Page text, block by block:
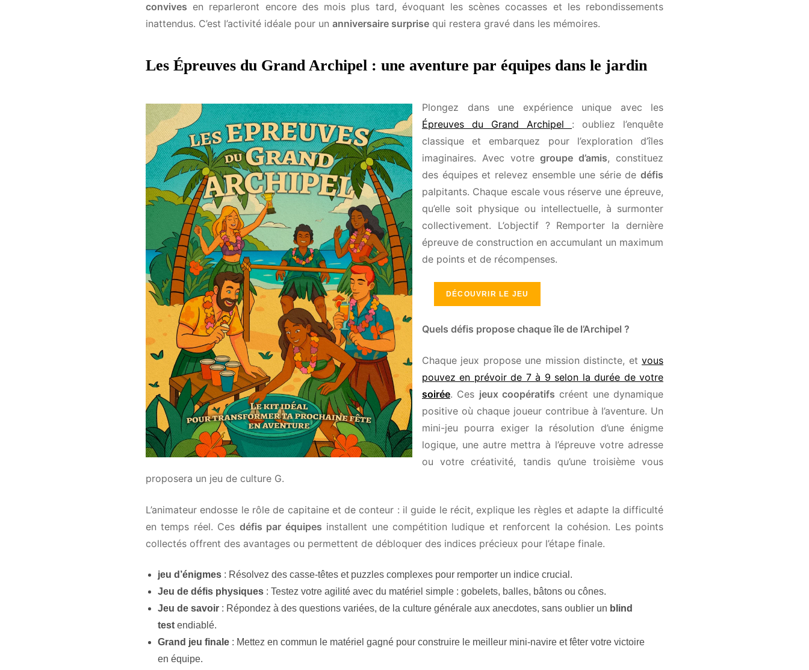
convivesen reparleront encore des mois plus tard, évoquant les scènes cocasses et les rebondissements
inattendus. C’est l’activité idéale pour unanniversaire surprisequi restera gravé dans les mémoires.
Les Épreuves du Grand Archipel : une aventure par équipesdans le jardin
Plongez dans une expérience unique avec les
Épreuves du Grand Archipel
: oubliez l’enquête
classique et embarquez pour l’exploration d’îles
imaginaires. Avec votre groupe d’amis, constituez
des équipes et relevez ensemble une série dedéfis
palpitants. Chaque escale vous réserve une épreuve,
qu’elle soit physique ou intellectuelle, à surmonter
collectivement. L’objectif ? Remporter la dernière
épreuve de construction en accumulant un maximum
de points et de récompenses.
DÉCOUVRIR LE JEU
Quels défis propose chaque île de l’Archipel ?
Chaque jeux propose une mission distincte, etvous
pouvez en prévoir de 7 à 9 selon la durée de votre
soirée. Ces jeux coopératifscréent une dynamique
positive où chaque joueur contribue à l’aventure. Un
mini-jeu pourra exiger la résolution d’une énigme
logique, une autre mettra à l’épreuve votre adresse
ou votre créativité, tandis qu’une troisième vous
proposera un jeu de culture G.
L’animateur endosse le rôle de capitaine et de conteur : il guide le récit, explique les règles et adapte la difficulté
en temps réel. Ces défis par équipesinstallent une compétition ludique et renforcent la cohésion. Les points
collectés offrent des avantages ou permettent de débloquer des indices précieux pour l’étape finale.
jeu d’énigmes: Résolvez des casse-têtes et puzzles complexes pour remporter un indice crucial.
Jeu de défis physiques: Testez votre agilité avec du matériel simple : gobelets, balles, bâtons ou cônes.
Jeu de savoir: Répondez à des questions variées, de la culture générale aux anecdotes, sans oublier unblind
testendiablé.
Grand jeu finale: Mettez en commun le matériel gagné pour construire le meilleur mini-navire et fêter votre victoire
en équipe.
J'accepte de recevoir les idées d'animations de Diversi0n par email.
Tu peux te désinscrire à tout moment.